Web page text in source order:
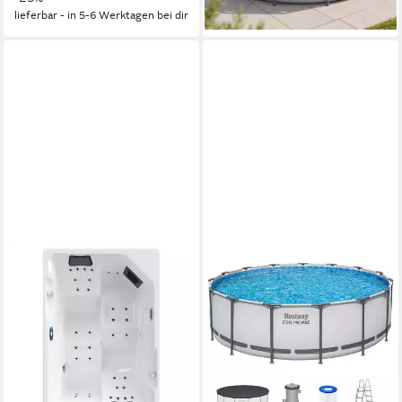
lieferbar - in 5-6 Werktagen bei dir lieferbar - in 2-3 Werktagen bei dir